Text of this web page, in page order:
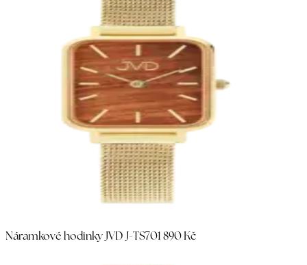
Náramkové hodinky JVD J-TS701 890 Kč